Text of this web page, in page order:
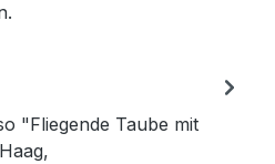
"Fliegende Taube mit